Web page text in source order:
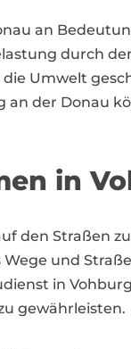
an
durch
Umwelt
an der Donau
in
den Straßen
und
in
gewährleisten.